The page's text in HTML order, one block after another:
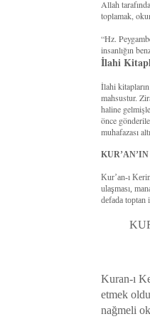
Allah
toplamak,
“Hz.
insanlığın
İlahi
İlahi
mahsustur.
haline
önce
muhafazası
Kur’an-ı
ulaşması,
defada toptan
Kuran-ı
etmek
nağmeli